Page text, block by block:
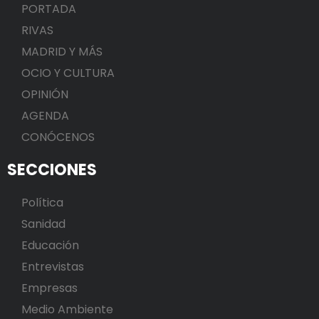
PORTADA
RIVAS
MADRID Y MÁS
OCIO Y CULTURA
OPINIÓN
AGENDA
CONÓCENOS
SECCIONES
Política
Sanidad
Educación
Entrevistas
Empresas
Medio Ambiente